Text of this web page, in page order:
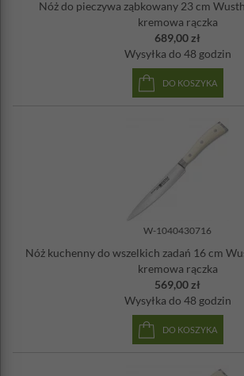
Nóż do pieczywa ząbkowany 23 cm
kremowa rączka
689,00 zł
Wysyłka do 48 godzin
DO KOSZYKA
W-1040430716
Nóż kuchenny do wszelkich zadań 16 cm
kremowa rączka
569,00 zł
Wysyłka do 48 godzin
DO KOSZYKA